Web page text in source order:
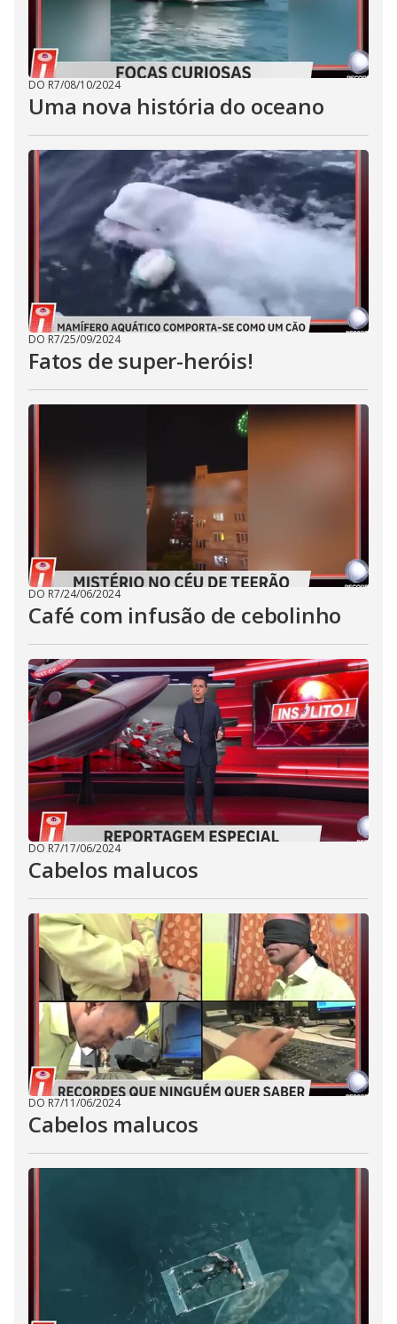
DO R7/08/10/2024
Uma nova história do oceano
DO R7/25/09/2024
Fatos de super-heróis!
DO R7/24/06/2024
Café com infusão de cebolinho
DO R7/17/06/2024
Cabelos malucos
DO R7/11/06/2024
Cabelos malucos